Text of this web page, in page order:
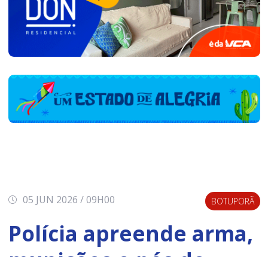
05 JUN 2026 / 09H00 BOTUPORÃ
Polícia apreende arma,